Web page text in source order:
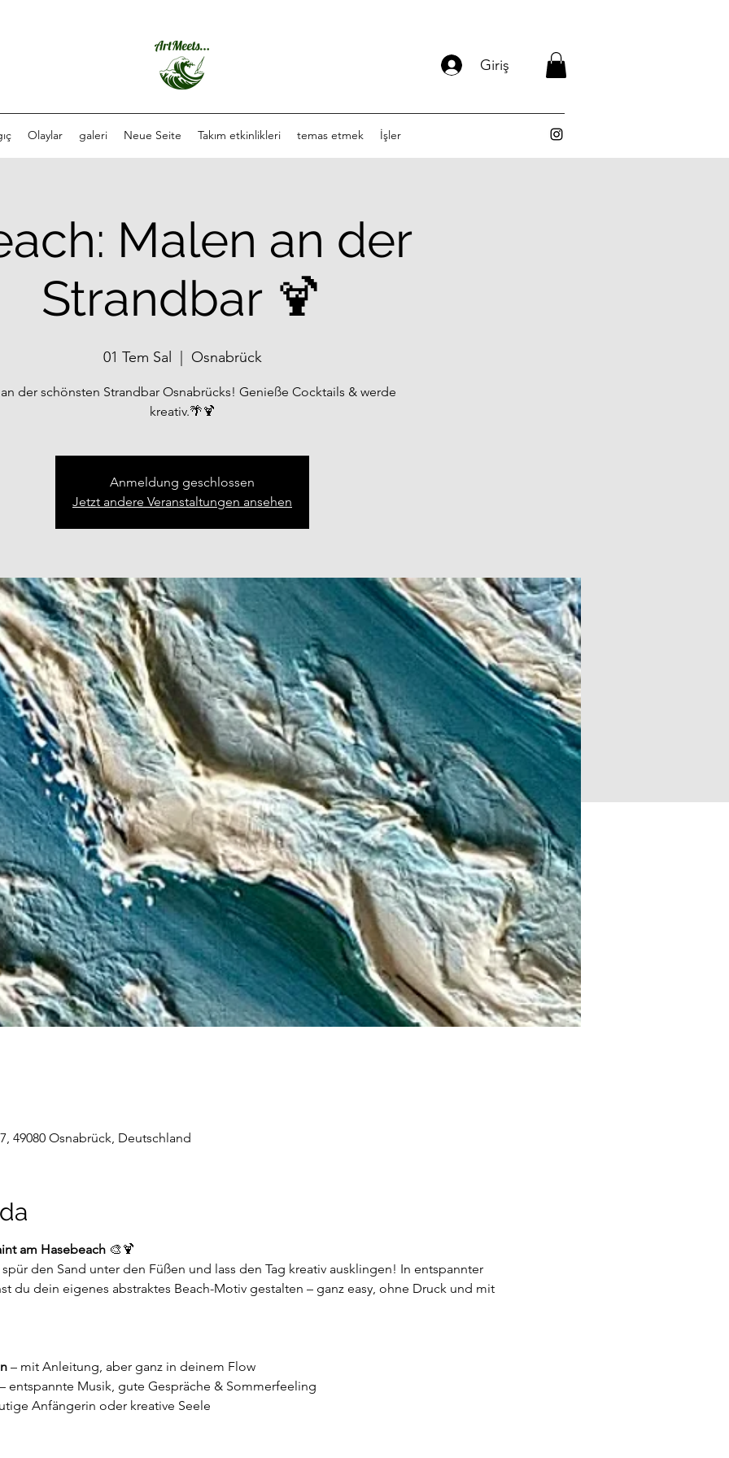
Giriş
Olaylar galeri Neue Seite Takım etkinlikleri temas etmek İşler
Malen an der
Strandbar 🍹
01 Tem Sal Osnabrück
der schönsten Strandbar Osnabrücks! Genieße Cocktails & werde
kreativ.🌴🍹
Anmeldung geschlossen
Jetzt andere Veranstaltungen ansehen
49080 Osnabrück, Deutschland
am Hasebeach 🎨🍹
den Sand unter den Füßen und lass den Tag kreativ ausklingen! In entspannter
du dein eigenes abstraktes Beach-Motiv gestalten – ganz easy, ohne Druck und mit
– mit Anleitung, aber ganz in deinem Flow
entspannte Musik, gute Gespräche & Sommerfeeling
Anfängerin oder kreative Seele